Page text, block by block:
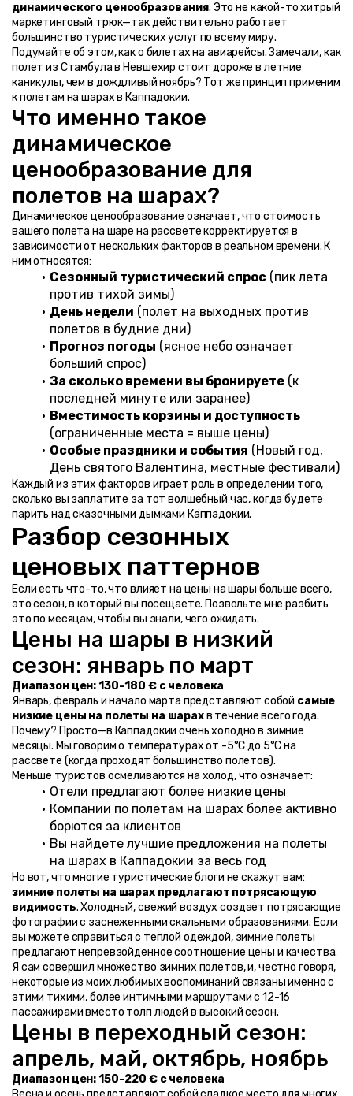
динамического ценообразования. Это не какой-то хитрый
маркетинговый трюк—так действительно работает
большинство туристических услуг по всему миру.
Подумайте об этом, как о билетах на авиарейсы. Замечали, как
полет из Стамбула в Невшехир стоит дороже в летние
каникулы, чем в дождливый ноябрь? Тот же принцип применим
к полетам на шарах в Каппадокии.
Что именно такое
динамическое
ценообразование для
полетов на шарах?
Динамическое ценообразование означает, что стоимость
вашего полета на шаре на рассвете корректируется в
зависимости от нескольких факторов в реальном времени. К
ним относятся:
Сезонный туристический спрос (пик лета
против тихой зимы)
День недели (полет на выходных против
полетов в будние дни)
Прогноз погоды (ясное небо означает
больший спрос)
За сколько времени вы бронируете (к
последней минуте или заранее)
Вместимость корзины и доступность
(ограниченные места = выше цены)
Особые праздники и события (Новый год,
День святого Валентина, местные фестивали)
Каждый из этих факторов играет роль в определении того,
сколько вы заплатите за тот волшебный час, когда будете
парить над сказочными дымками Каппадокии.
Разбор сезонных
ценовых паттернов
Если есть что-то, что влияет на цены на шары больше всего,
это сезон, в который вы посещаете. Позвольте мне разбить
это по месяцам, чтобы вы знали, чего ожидать.
Цены на шары в низкий
сезон: январь по март
Диапазон цен: 130–180 € с человека
Январь, февраль и начало марта представляют собой самые
низкие цены на полеты на шарах в течение всего года.
Почему? Просто—в Каппадокии очень холодно в зимние
месяцы. Мы говорим о температурах от -5°C до 5°C на
рассвете (когда проходят большинство полетов).
Меньше туристов осмеливаются на холод, что означает:
Отели предлагают более низкие цены
Компании по полетам на шарах более активно
борются за клиентов
Вы найдете лучшие предложения на полеты
на шарах в Каппадокии за весь год
зимние полеты на шарах предлагают потрясающую
видимость. Холодный, свежий воздух создает потрясающие
фотографии с заснеженными скальными образованиями. Если
вы можете справиться с теплой одеждой, зимние полеты
предлагают непревзойденное соотношение цены и качества.
Я сам совершил множество зимних полетов, и, честно говоря,
некоторые из моих любимых воспоминаний связаны именно с
этими тихими, более интимными маршрутами с 12-16
пассажирами вместо толп людей в высокий сезон.
Цены в переходный сезон:
апрель, май, октябрь, ноябрь
Диапазон цен: 150–220 € с человека